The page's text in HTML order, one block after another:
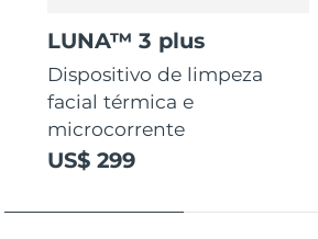
LUNA™ 3 plus
Dispositivo de limpeza
facial térmica e
microcorrente
US$ 299